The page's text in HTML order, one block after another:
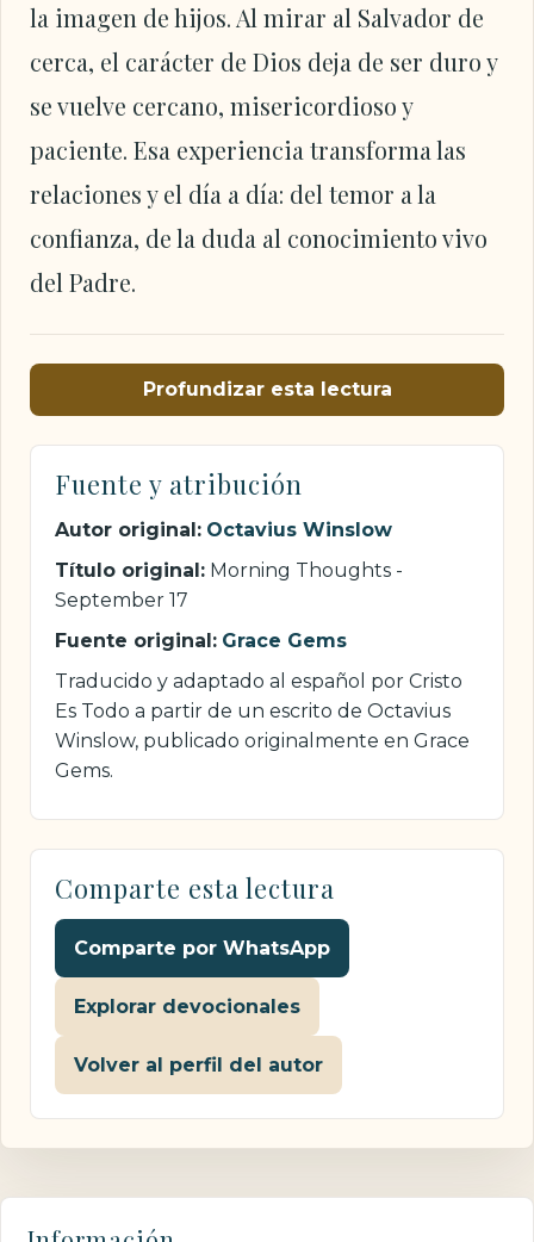
la imagen de hijos. Al mirar al Salvador de
cerca, el carácter de Dios deja de ser duro y
se vuelve cercano, misericordioso y
paciente. Esa experiencia transforma las
relaciones y el día a día: del temor a la
confianza, de la duda al conocimiento vivo
del Padre.
Profundizar esta lectura
Fuente y atribución
Autor original: Octavius Winslow
Título original: Morning Thoughts -
September 17
Fuente original: Grace Gems
Traducido y adaptado al español por Cristo
Es Todo a partir de un escrito de Octavius
Winslow, publicado originalmente en Grace
Gems.
Comparte esta lectura
Comparte por WhatsApp
Explorar devocionales
Volver al perfil del autor